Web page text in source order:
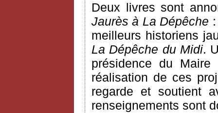
Deux livres sont
Jaurès à La Dépêche
meilleurs historiens
La Dépêche du Midi.
présidence du
réalisation de ces
regarde et soutient
renseignements sont